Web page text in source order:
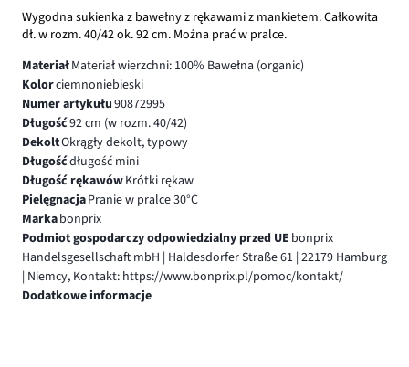
Wygodna sukienka z bawełny z rękawami z mankietem. Całkowita
dł. w rozm. 40/42 ok. 92 cm. Można prać w pralce.
MateriałMateriał wierzchni: 100% Bawełna (organic)
Kolorciemnoniebieski
Numer artykułu90872995
Długość92 cm (w rozm. 40/42)
DekoltOkrągły dekolt, typowy
Długośćdługość mini
Długość rękawówKrótki rękaw
PielęgnacjaPranie w pralce 30°C
Markabonprix
Podmiot gospodarczy odpowiedzialny przed UE bonprix
Handelsgesellschaft mbH | Haldesdorfer Straße 61 | 22179 Hamburg
| Niemcy, Kontakt: https://www.bonprix.pl/pomoc/kontakt/
Dodatkowe informacje